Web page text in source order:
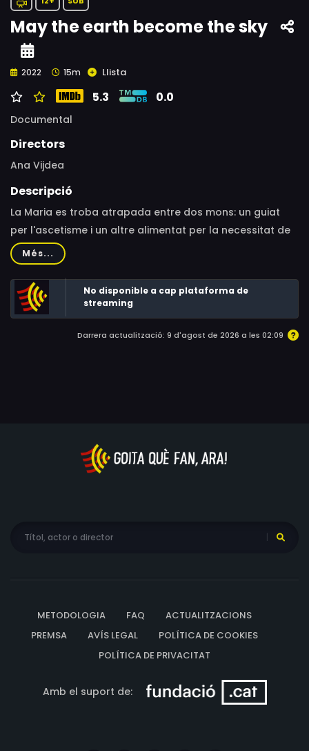
May the earth become the sky
2022 15m Llista
5.3 0.0
Documental
Directors
Ana Vijdea
Descripció
La Maria es troba atrapada entre dos mons: un guiat
per l'ascetisme i un altre alimentat per la necessitat de
reconnectar i estar amb els seus dos fills.
Més...
No disponible a cap plataforma de
streaming
Darrera actualització: 9 d'agost de 2026 a les 02:09
METODOLOGIA FAQ
ACTUALITZACIONS
PREMSA
AVÍS LEGAL
POLÍTICA DE COOKIES
POLÍTICA DE PRIVACITAT
Amb el suport de: